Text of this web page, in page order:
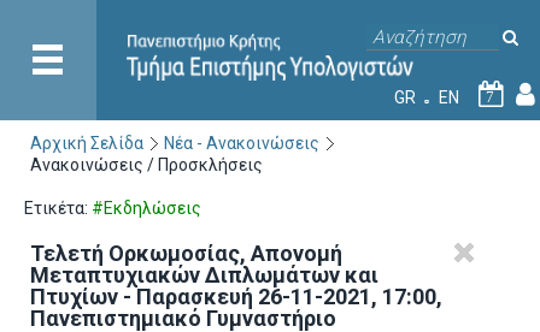
GR EN 7
Αρχική Σελίδα
Νέα - Ανακοινώσεις
Ανακοινώσεις / Προσκλήσεις
Ετικέτα: #Εκδηλώσεις
Τελετή Ορκωμοσίας, Απονομή
Μεταπτυχιακών Διπλωμάτων και
Πτυχίων - Παρασκευή 26-11-2021, 17:00,
Πανεπιστημιακό Γυμναστήριο